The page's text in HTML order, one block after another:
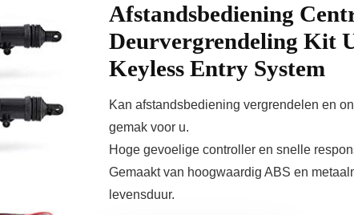
Afstandsbediening
Deurvergrendeling Kit
Keyless Entry System
Kan afstandsbediening vergrendelen en
gemak voor u.
Hoge gevoelige controller en snelle
Gemaakt van hoogwaardig ABS en
levensduur.